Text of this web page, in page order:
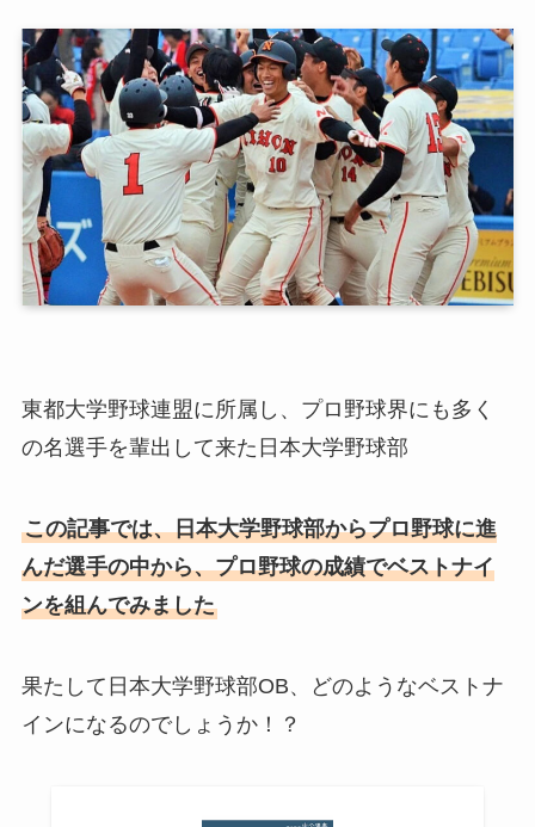
東都大学野球連盟に所属し、プロ野球界にも多く
の名選手を輩出して来た日本大学野球部
この記事では、日本大学野球部からプロ野球に進
んだ選手の中から、プロ野球の成績でベストナイ
ンを組んでみました
果たして日本大学野球部OB、どのようなベストナ
インになるのでしょうか！？